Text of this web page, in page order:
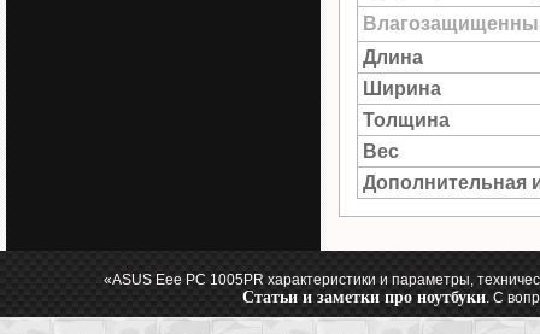
Длина
Ширина
Толщина
Вес
Дополнительная
«ASUS Eee PC 1005PR характеристики и параметры,
Статьи и заметки про ноутбуки. С